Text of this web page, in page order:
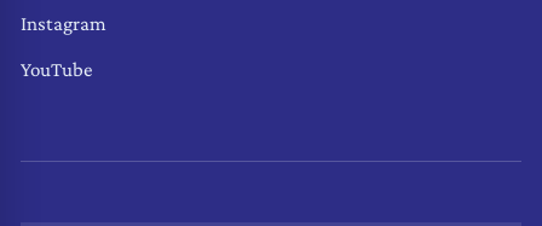
Instagram
YouTube